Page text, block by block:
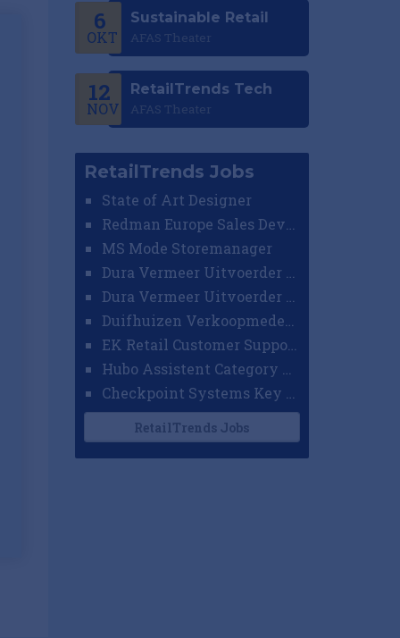
6
OKT
Sustainable Retail
AFAS Theater
12
NOV
RetailTrends Tech
AFAS Theater
RetailTrends Jobs
State of Art Designer
MS Mode Storemanager
EK Retail Customer Support Omnichannel
RetailTrends Jobs